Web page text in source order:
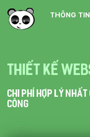
Thiết kế
Chi phí hợp lý
công